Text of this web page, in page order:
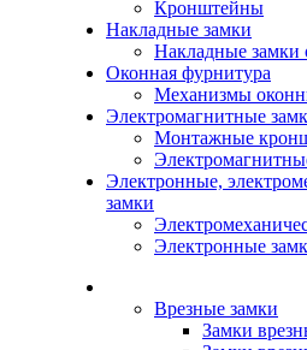
Кронштейны
Накладные замки
Накладные замки
Оконная фурнитура
Механизмы
Электромагнитные
Монтажные
Электронные,
замки
Электронные
Врезные замки
Замки